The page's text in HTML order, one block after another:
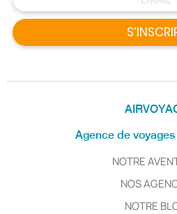
Agence de
NOTRE
NOS
NOTRE